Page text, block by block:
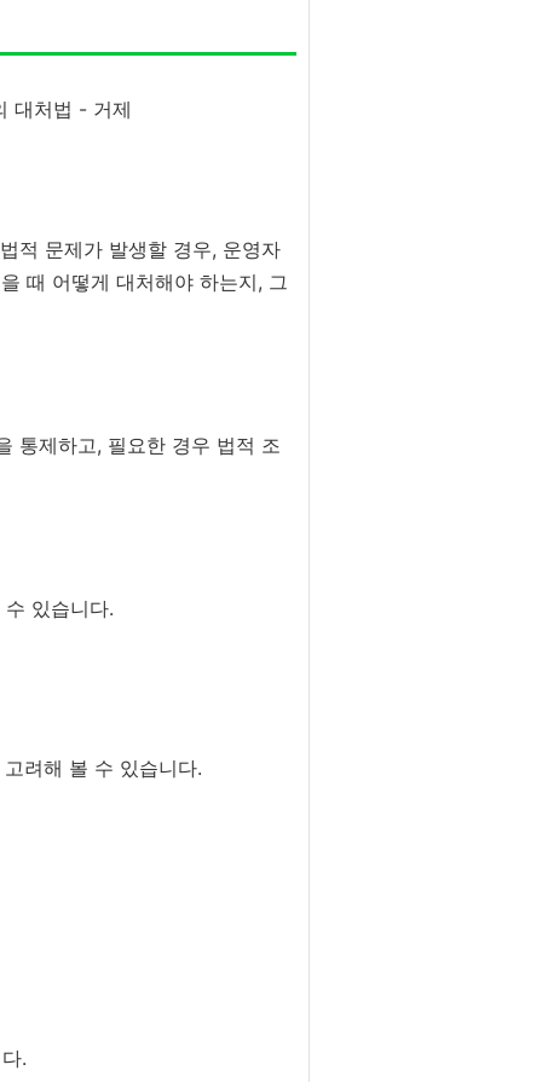
적 문제가 발생할 경우, 운영자
때 어떻게 대처해야 하는지, 그
통제하고, 필요한 경우 법적 조
있습니다.
려해 볼 수 있습니다.
.